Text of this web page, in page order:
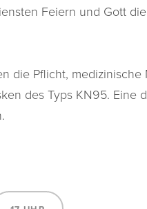
Feiern und Gott die
die Pflicht,
des Typs KN95. Eine